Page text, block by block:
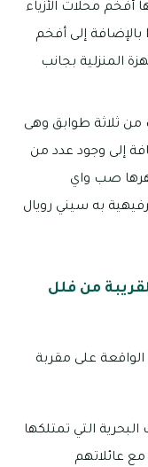
أفخم محلات الأزياء
إلى أفخم
المنزلية بجانب
من ثلاثة طوابق وهى
إلى وجود عدد من
صب واي
به سيني رويال
من فلل
على مقربة
التي تمتلكها
مع عائلاتهم